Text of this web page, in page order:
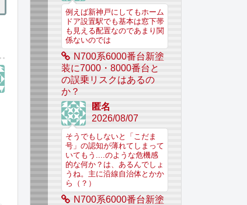
例えば新神戸にしてもホーム
ドア設置駅でも基本は窓下帯
も見える配置なのであまり関
係ないのでは
N700系6000番台新塗
装に7000・8000番台と
の誤乗リスクはあるの
か？
匿名
2026/08/07
そうでもしないと「こだま
号」の認知が薄れてしまって
いてもう....のような危機感
的な何か？は、あるんでしょ
うね。主に沿線自治体とかか
ら（？）
N700系6000番台新塗